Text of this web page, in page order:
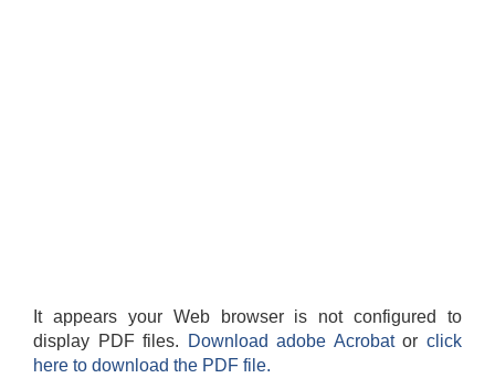
It appears your Web browser is not configured to
display PDF files.
Download adobe Acrobatorclick
here to download the PDF file.